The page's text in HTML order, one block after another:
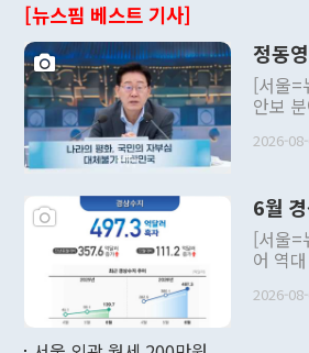
[뉴스핌 베스트 기사]
정동
[서울=
안보
발언
주의적
관의
관 부
관의
다. [정동영 통일부 장관이 지난달 23일 오후 서울 종로구 정부서울청사에
2026-
6월
[서울=
어 역
료=한국은행] 한국은행이 6일 발표
2026-